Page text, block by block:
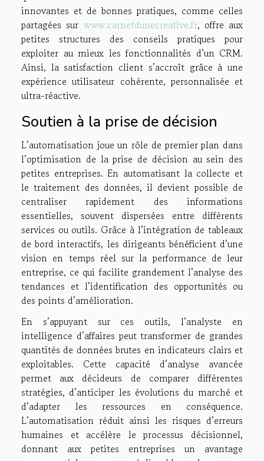
innovantes et de bonnes pratiques, comme celles
partagées sur www.carnetdunecreative.fr, offre aux
petites structures des conseils pratiques pour
exploiter au mieux les fonctionnalités d’un CRM.
Ainsi, la satisfaction client s’accroît grâce à une
expérience utilisateur cohérente, personnalisée et
ultra-réactive.
Soutien à la prise de décision
L’automatisation joue un rôle de premier plan dans
l’optimisation de la prise de décision au sein des
petites entreprises. En automatisant la collecte et
le traitement des données, il devient possible de
centraliser rapidement des informations
essentielles, souvent dispersées entre différents
services ou outils. Grâce à l’intégration de tableaux
de bord interactifs, les dirigeants bénéficient d’une
vision en temps réel sur la performance de leur
entreprise, ce qui facilite grandement l’analyse des
tendances et l’identification des opportunités ou
des points d’amélioration.
En s’appuyant sur ces outils, l’analyste en
intelligence d’affaires peut transformer de grandes
quantités de données brutes en indicateurs clairs et
exploitables. Cette capacité d’analyse avancée
permet aux décideurs de comparer différentes
stratégies, d’anticiper les évolutions du marché et
d’adapter les ressources en conséquence.
L’automatisation réduit ainsi les risques d’erreurs
humaines et accélère le processus décisionnel,
donnant aux petites entreprises un avantage